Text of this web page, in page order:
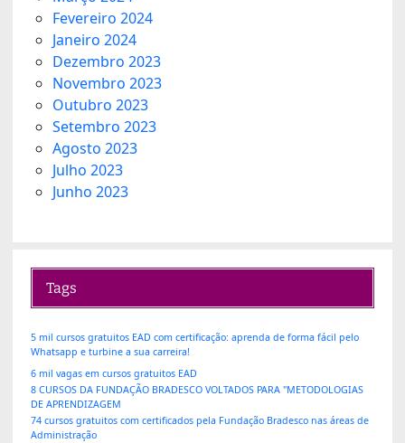
Fevereiro 2024
Janeiro 2024
Dezembro 2023
Novembro 2023
Outubro 2023
Setembro 2023
Agosto 2023
Julho 2023
Junho 2023
Tags
5 mil cursos gratuitos EAD com certificação: aprenda de forma fácil pelo
Whatsapp e turbine a sua carreira!
6 mil vagas em cursos gratuitos EAD
8 CURSOS DA FUNDAÇÃO BRADESCO VOLTADOS PARA "METODOLOGIAS
DE APRENDIZAGEM
74 cursos gratuitos com certificados pela Fundação Bradesco nas áreas de
Administração